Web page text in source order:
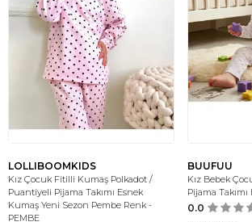
LOLLIBOOMKIDS
Kız Çocuk Fitilli Kumaş Polkadot /
Puantiyeli Pijama Takımı Esnek
Kumaş Yeni Sezon Pembe Renk -
PEMBE
BUUFUU
Kız Bebek
Pijama
0.0